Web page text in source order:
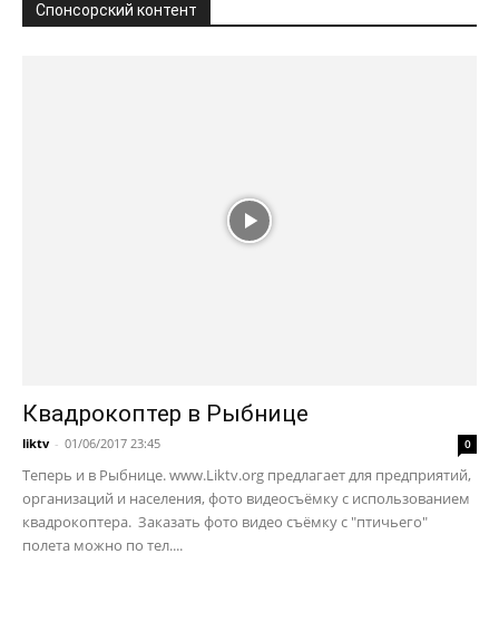
Спонсорский контент
Квадрокоптер в Рыбнице
liktv - 01/06/2017 23:45 0
Теперь и в Рыбнице. www.Liktv.org предлагает для предприятий,
организаций и населения, фото видеосъёмку с использованием
квадрокоптера. Заказать фото видео съёмку с "птичьего"
полета можно по тел....